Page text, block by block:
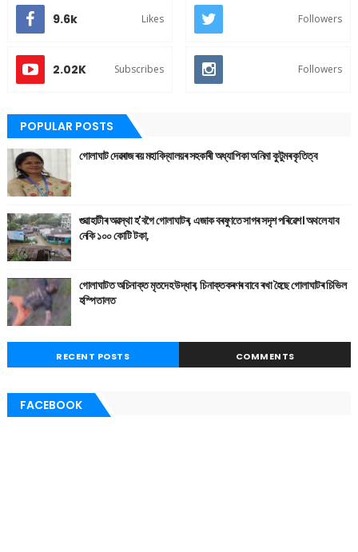
9.6k Likes Followers
2.02K Subscribes Followers
POPULAR POSTS
গোলাঘাট দেৱৰাজ ৰয় মহাবিদ্যালয়ৰ সহকাৰী অধ্যাপিকা অনিমা কুটুমৰ কৃতিত্ব
গুৱাহাটীৰ অৱস্থা হ'বগৈ গোলাঘাটৰ, এজাক বৰষুণতে সাগৰ সদৃশ পৰিৱেশ। অথলে যাব
নেকি ১০০ কোটি টকা,
গোলাঘাটত অচিনাক্ত মৃতদেহ উদ্ধাৰ, চিনাক্তকৰণৰ বাবে ৰখা হৈছে গোলাঘাটৰ চিভিল
হস্পিতালত
RECENT POSTS COMMENTS
FACEBOOK